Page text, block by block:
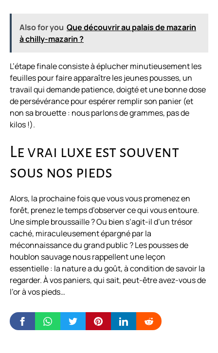
Also for you Que découvrir au palais de mazarin
à chilly-mazarin ?
L’étape finale consiste à éplucher minutieusement les
feuilles pour faire apparaître les jeunes pousses, un
travail qui demande patience, doigté et une bonne dose
de persévérance pour espérer remplir son panier (et
non sa brouette : nous parlons de grammes, pas de
kilos !).
Le vrai luxe est souvent
sous nos pieds
Alors, la prochaine fois que vous vous promenez en
forêt, prenez le temps d’observer ce qui vous entoure.
Une simple broussaille ? Ou bien s’agit-il d’un trésor
caché, miraculeusement épargné par la
méconnaissance du grand public ? Les pousses de
houblon sauvage nous rappellent une leçon
essentielle : la nature a du goût, à condition de savoir la
regarder. À vos paniers, qui sait, peut-être avez-vous de
l’or à vos pieds…